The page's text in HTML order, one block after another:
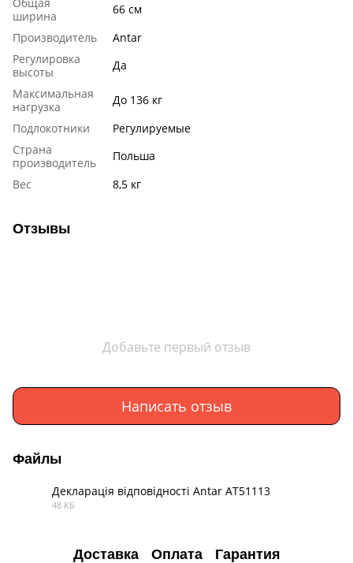
Общая
ширина
66 см
Производитель
Antar
Регулировка
высоты
Да
Максимальная
нагрузка
До 136 кг
Подлокотники
Регулируемые
Страна
производитель
Польша
Вес
8,5 кг
Отзывы
Добавьте первый отзыв
Написать отзыв
Файлы
Декларація відповідності Antar AT51113
48 КБ
Доставка Оплата Гарантия